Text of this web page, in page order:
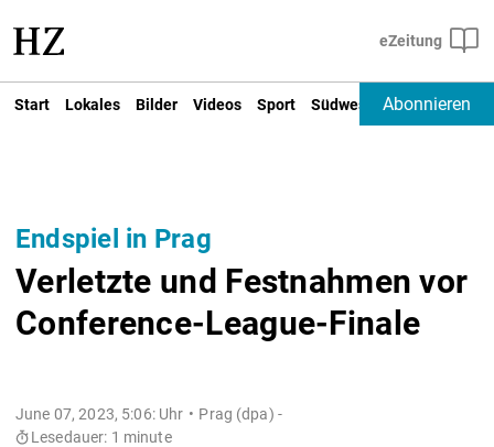
Start Lokales Bilder Videos Sport Südwest Deutschland
Abonnieren
Endspiel in Prag
Verletzte und Festnahmen vor
Conference-League-Finale
June 07, 2023, 5:06: Uhr
Prag (dpa) -
Lesedauer: 1 minute